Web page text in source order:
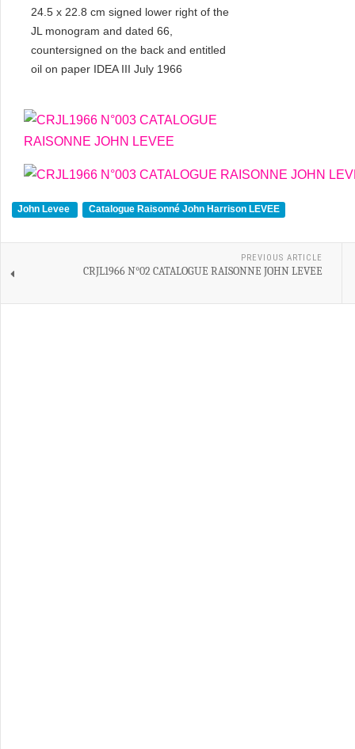
24.5 x 22.8 cm signed lower right of the
JL monogram and dated 66,
countersigned on the back and entitled
oil on paper IDEA III July 1966
John Levee Catalogue Raisonné John Harrison LEVEE
PREVIOUS ARTICLE
CRJL1966 N°02 CATALOGUE RAISONNE JOHN LEVEE